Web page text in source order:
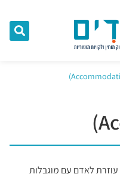
עוזרת לאדם עם מוגבלות